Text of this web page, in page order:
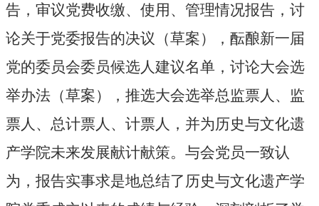
告，审议党费收缴、使用、管理情况报告，讨
论关于党委报告的决议（草案），酝酿新一届
党的委员会委员候选人建议名单，讨论大会选
举办法（草案），推选大会选举总监票人、监
票人、总计票人、计票人，并为历史与文化遗
产学院未来发展献计献策。与会党员一致认
为，报告实事求是地总结了 历史与文化遗产学